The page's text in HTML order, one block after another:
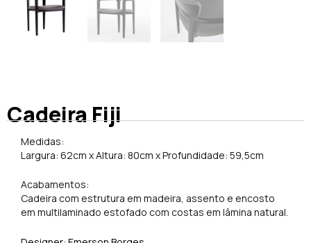
Cadeira Fiji
Medidas:
Largura: 62cm x Altura: 80cm x Profundidade: 59,5cm
Acabamentos:
Cadeira com estrutura em madeira, assento e encosto
em multilaminado estofado com costas em lâmina natural.